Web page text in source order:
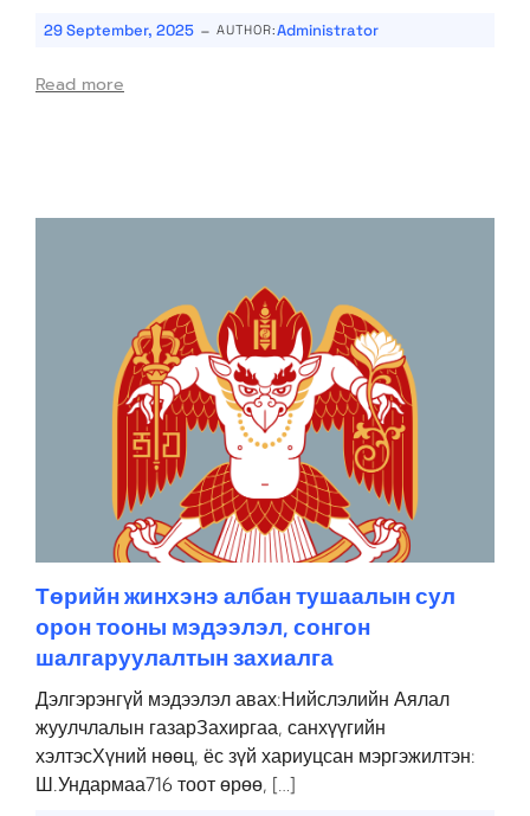
29 September, 2025 - AUTHOR:Administrator
Read more
Төрийн жинхэнэ албан тушаалын сул
орон тооны мэдээлэл, сонгон
шалгаруулалтын захиалга
Дэлгэрэнгүй мэдээлэл авах:Нийслэлийн Аялал
жуулчлалын газарЗахиргаа, санхүүгийн
хэлтэсХүний нөөц, ёс зүй хариуцсан мэргэжилтэн:
Ш.Ундармаа716 тоот өрөө, […]